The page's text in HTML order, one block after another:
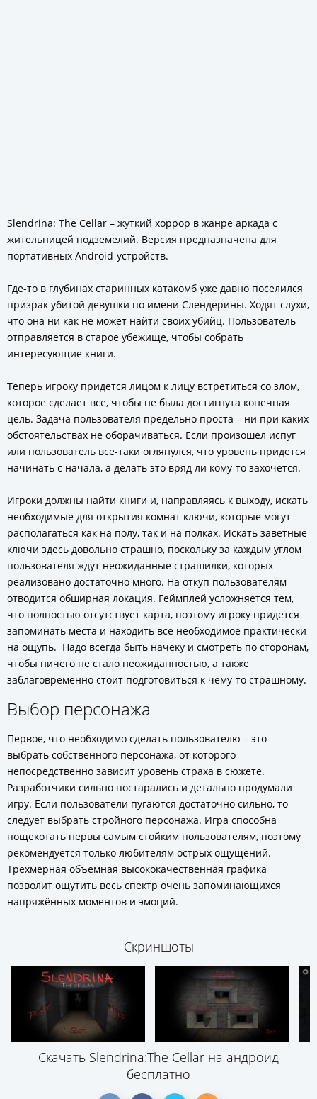
Slendrina: The Cellar – жуткий хоррор в жанре аркада с
жительницей подземелий. Версия предназначена для
портативных Android-устройств.
Где-то в глубинах старинных катакомб уже давно поселился
призрак убитой девушки по имени Слендерины. Ходят слухи,
что она ни как не может найти своих убийц. Пользователь
отправляется в старое убежище, чтобы собрать
интересующие книги.
Теперь игроку придется лицом к лицу встретиться со злом,
которое сделает все, чтобы не была достигнута конечная
цель. Задача пользователя предельно проста – ни при каких
обстоятельствах не оборачиваться. Если произошел испуг
или пользователь все-таки оглянулся, что уровень придется
начинать с начала, а делать это вряд ли кому-то захочется.
Игроки должны найти книги и, направляясь к выходу, искать
необходимые для открытия комнат ключи, которые могут
располагаться как на полу, так и на полках. Искать заветные
ключи здесь довольно страшно, поскольку за каждым углом
пользователя ждут неожиданные страшилки, которых
реализовано достаточно много. На откуп пользователям
отводится обширная локация. Геймплей усложняется тем,
что полностью отсутствует карта, поэтому игроку придется
запоминать места и находить все необходимое практически
на ощупь. Надо всегда быть начеку и смотреть по сторонам,
чтобы ничего не стало неожиданностью, а также
заблаговременно стоит подготовиться к чему-то страшному.
Выбор персонажа
Первое, что необходимо сделать пользователю – это
выбрать собственного персонажа, от которого
непосредственно зависит уровень страха в сюжете.
Разработчики сильно постарались и детально продумали
игру. Если пользователи пугаются достаточно сильно, то
следует выбрать стройного персонажа. Игра способна
пощекотать нервы самым стойким пользователям, поэтому
рекомендуется только любителям острых ощущений.
Трёхмерная объемная высококачественная графика
позволит ощутить весь спектр очень запоминающихся
напряжённых моментов и эмоций.
Скриншоты
Скачать Slendrina:The Cellar на андроид
бесплатно